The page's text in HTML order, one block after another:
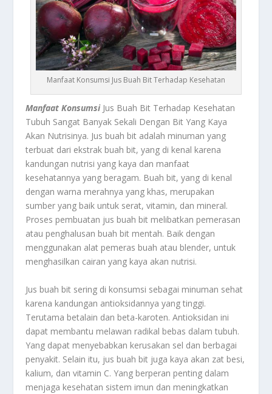
Manfaat Konsumsi Jus Buah Bit Terhadap Kesehatan
Manfaat KonsumsiJus Buah Bit Terhadap Kesehatan
Tubuh Sangat Banyak Sekali Dengan Bit Yang Kaya
Akan Nutrisinya. Jus buah bit adalah minuman yang
terbuat dari ekstrak buah bit, yang di kenal karena
kandungan nutrisi yang kaya dan manfaat
kesehatannya yang beragam. Buah bit, yang di kenal
dengan warna merahnya yang khas, merupakan
sumber yang baik untuk serat, vitamin, dan mineral.
Proses pembuatan jus buah bit melibatkan pemerasan
atau penghalusan buah bit mentah. Baik dengan
menggunakan alat pemeras buah atau blender, untuk
menghasilkan cairan yang kaya akan nutrisi.
Jus buah bit sering di konsumsi sebagai minuman sehat
karena kandungan antioksidannya yang tinggi.
Terutama betalain dan beta-karoten. Antioksidan ini
dapat membantu melawan radikal bebas dalam tubuh.
Yang dapat menyebabkan kerusakan sel dan berbagai
penyakit. Selain itu, jus buah bit juga kaya akan zat besi,
kalium, dan vitamin C. Yang berperan penting dalam
menjaga kesehatan sistem imun dan meningkatkan